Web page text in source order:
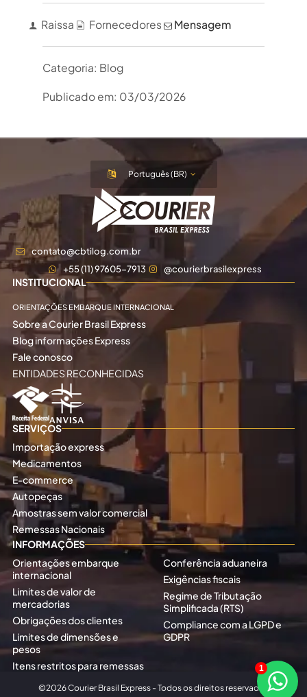
Raissa Fornecedores Mensagem
Categoria: Blog
Publicado em: 03/03/2026
Português (BR)
contato@cbtilog.com.br
+55 (11) 97605-7913
@courierbrasilexpress
INSTITUCIONAL
ORIENTAÇÕES EMBARQUE INTERNACIONAL
Sobre a Courier Brasil Express
Blog informações Express
Fale conosco
ENTIDADES RECONHECIDAS
SERVIÇOS
Importação express
Medicamentos
E-commerce
Autopeças
Amostras sem valor comercial
Remessas Nacionais
INFORMAÇÕES
Orientações embarque
internacional
Limites de valor de
mercadorias
Obrigações dos clientes
Limites de dimensões e
pesos
Itens restritos para remessas
Conferência aduaneira
Exigências fiscais
Regime de Tributação
Simplificada (RTS)
Compliance com a LGPD e
GDPR
©2026 Courier Brasil Express - Todos os direitos reservados
1